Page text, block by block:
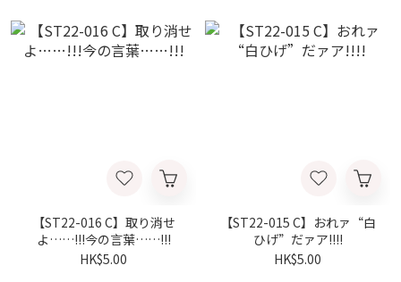
【ST22-016 C】取り消せ
よ……!!!今の言葉……!!!
HK$5.00
【ST22-015 C】おれァ“白
ひげ”だァア!!!!
HK$5.00